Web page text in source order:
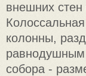
внешних
колонны,
равнодушным
собора -